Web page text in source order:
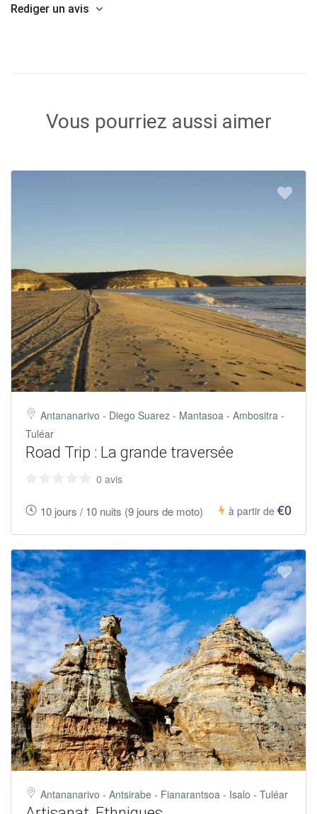
Rediger un avis
Vous pourriez aussi aimer
Antananarivo - Diego Suarez - Mantasoa - Ambositra -
Tuléar
Road Trip : La grande traversée
0 avis
10 jours / 10 nuits (9 jours de moto) à partir de €0
Antananarivo - Antsirabe - Fianarantsoa - Isalo - Tuléar